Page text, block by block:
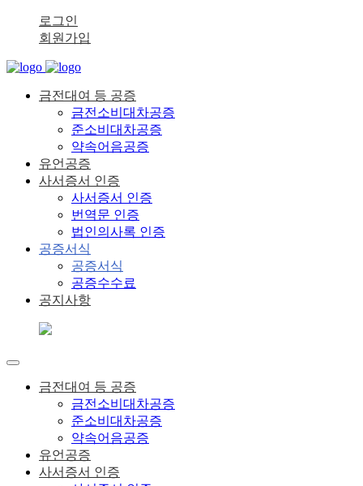
로그인
회원가입
금전대여 등 공증
금전소비대차공증
준소비대차공증
약속어음공증
유언공증
사서증서 인증
사서증서 인증
번역문 인증
법인의사록 인증
공증서식
공증서식
공증수수료
공지사항
금전대여 등 공증
금전소비대차공증
준소비대차공증
약속어음공증
유언공증
사서증서 인증